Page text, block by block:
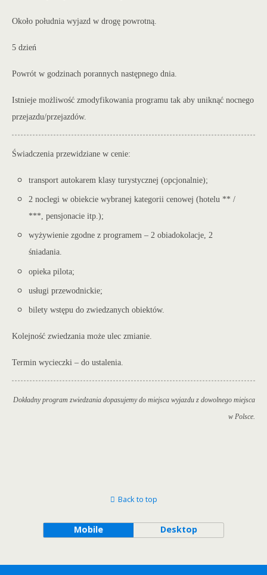
Około południa wyjazd w drogę powrotną.
5 dzień
Powrót w godzinach porannych następnego dnia.
Istnieje możliwość zmodyfikowania programu tak aby uniknąć nocnego
przejazdu/przejazdów.
Świadczenia przewidziane w cenie:
transport autokarem klasy turystycznej (opcjonalnie);
2 noclegi w obiekcie wybranej kategorii cenowej (hotelu ** /
***, pensjonacie itp.);
wyżywienie zgodne z programem – 2 obiadokolacje, 2
śniadania.
opieka pilota;
usługi przewodnickie;
bilety wstępu do zwiedzanych obiektów.
Kolejność zwiedzania może ulec zmianie.
Termin wycieczki – do ustalenia.
Dokładny program zwiedzania dopasujemy do miejsca wyjazdu z dowolnego miejsca
w Polsce.
Back to top
Mobile Desktop